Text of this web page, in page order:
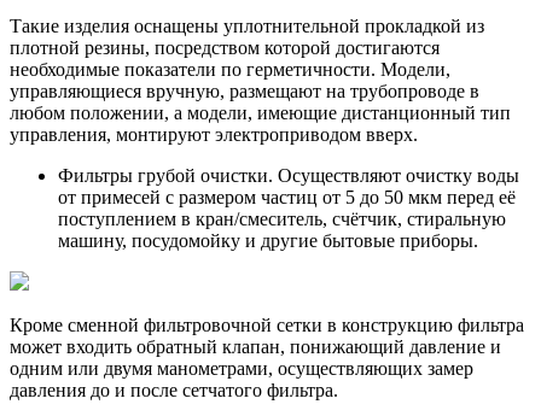
Такие изделия оснащены уплотнительной прокладкой из
плотной резины, посредством которой достигаются
необходимые показатели по герметичности. Модели,
управляющиеся вручную, размещают на трубопроводе в
любом положении, а модели, имеющие дистанционный тип
управления, монтируют электроприводом вверх.
Фильтры грубой очистки. Осуществляют очистку воды
от примесей с размером частиц от 5 до 50 мкм перед её
поступлением в кран/смеситель, счётчик, стиральную
машину, посудомойку и другие бытовые приборы.
Кроме сменной фильтровочной сетки в конструкцию фильтра
может входить обратный клапан, понижающий давление и
одним или двумя манометрами, осуществляющих замер
давления до и после сетчатого фильтра.